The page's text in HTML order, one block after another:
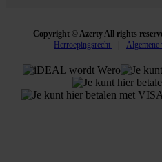
Copyright © Azerty All rights
Herroepingsrecht
Algemene